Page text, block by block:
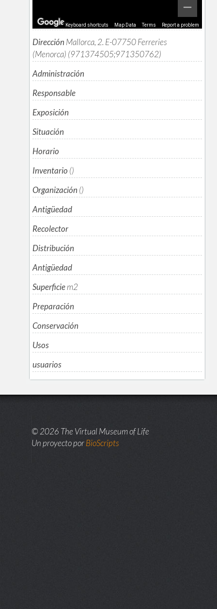
Keyboard shortcuts Map Data Terms Report a problem
Dirección Mallorca, 2. E-07750 Ferreries
(Menorca) (971374505;971350762)
Administración
Responsable
Exposición
Situación
Horario
Inventario ()
Organización ()
Antigüedad
Recolector
Distribución
Antigüedad
Superficiem2
Preparación
Conservación
Usos
usuarios
© 2026 The Virtual Museum of Life
Un proyecto porBioScripts